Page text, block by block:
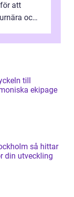
att
och
ekipage
så hittar
din utveckling